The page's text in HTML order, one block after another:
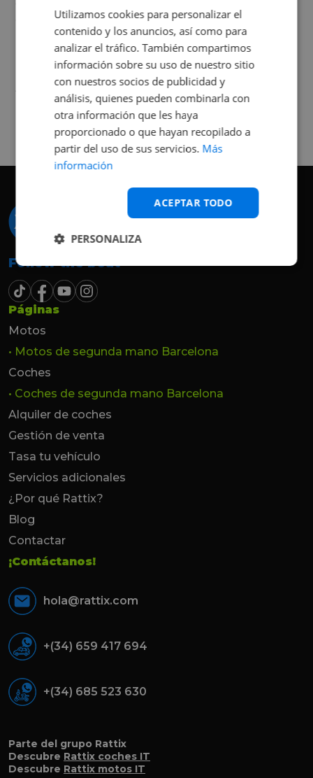
diferentes empresas donde hacerlo y la que
me dio más confianza fue Rattix, por las
buenas (y tantas) reseñas que tienen.
Realmente la experiencia ha sido muy
buena, Carolina ha sido siempre muy atenta
y profesional. Finalmente mi hermana se
queda el coche, pero no puedo más que
recomendar el buen trato desde el primer
hasta el último momento.
Judit Sorribes
Follow the beat
Páginas
Motos
• Motos de segunda mano Barcelona
Coches
• Coches de segunda mano Barcelona
Alquiler de coches
Gestión de venta
Tasa tu vehículo
Servicios adicionales
¿Por qué Rattix?
Blog
Contactar
¡Contáctanos!
hola@rattix.com
+(34) 659 417 694
+(34) 685 523 630
Parte del grupo Rattix
Descubre Rattix coches IT
Descubre Rattix motos IT
Utilizamos cookies para personalizar el
contenido y los anuncios, así como para
analizar el tráfico. También compartimos
información sobre su uso de nuestro sitio
con nuestros socios de publicidad y
análisis, quienes pueden combinarla con
otra información que les haya
proporcionado o que hayan recopilado a
partir del uso de sus servicios. Más
información
ACEPTAR TODO
PERSONALIZA